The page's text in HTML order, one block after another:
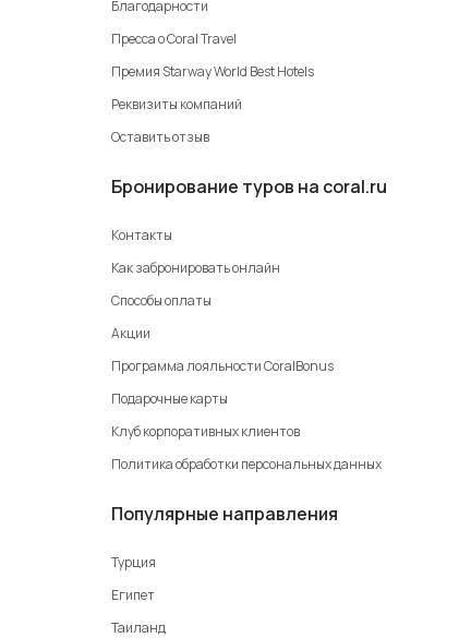
Благодарности
Пресса о Coral Travel
Премия Starway World Best Hotels
Реквизиты компаний
Оставить отзыв
Бронирование туров на coral.ru
Контакты
Как забронировать онлайн
Способы оплаты
Акции
Программа лояльности CoralBonus
Подарочные карты
Клуб корпоративных клиентов
Политика обработки персональных данных
Популярные направления
Турция
Египет
Таиланд